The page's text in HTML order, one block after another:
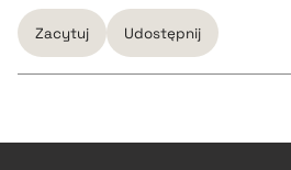
pobierz cytat
Zacytuj Udostępnij
CZYSTY TEKST